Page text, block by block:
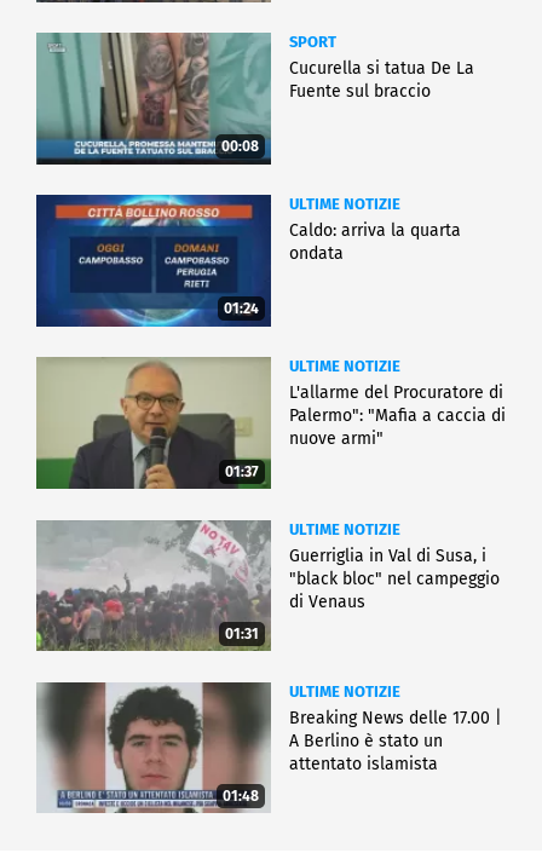
00:08
SPORT
Cucurella si tatua De La
Fuente sul braccio
01:24
ULTIME NOTIZIE
Caldo: arriva la quarta
ondata
01:37
ULTIME NOTIZIE
L'allarme del Procuratore di
Palermo": "Mafia a caccia di
nuove armi"
01:31
ULTIME NOTIZIE
Guerriglia in Val di Susa, i
"black bloc" nel campeggio
di Venaus
01:48
ULTIME NOTIZIE
Breaking News delle 17.00 |
A Berlino è stato un
attentato islamista